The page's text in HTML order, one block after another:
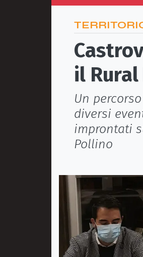
il
Un
diversi
improntati
Pollino